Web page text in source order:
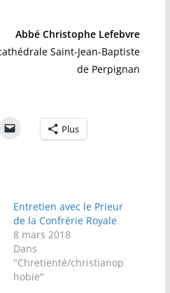
Abbé Christophe Lefebvre
Saint-Jean-Baptiste
de Perpignan
Plus
Entretien avec le Prieur
de la Confrérie Royale
8 mars 2018
Dans
"Chretienté/christianop
hobie"